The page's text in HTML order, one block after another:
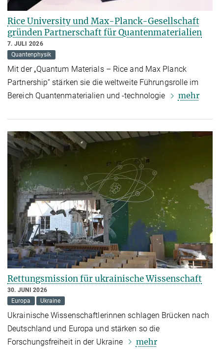
Rice University und Max-Planck-Gesellschaft
gründen Partnerschaft für Quantenmaterialien
7. JULI 2026
Quantenphysik
Mit der „Quantum Materials – Rice and Max Planck
Partnership“ stärken sie die weltweite Führungsrolle im
Bereich Quantenmaterialien und -technologie
mehr
Rettungsmission für ukrainische Wissenschaft
30. JUNI 2026
Europa
Ukraine
Ukrainische Wissenschaftlerinnen schlagen Brücken nach
Deutschland und Europa und stärken so die
Forschungsfreiheit in der Ukraine
mehr